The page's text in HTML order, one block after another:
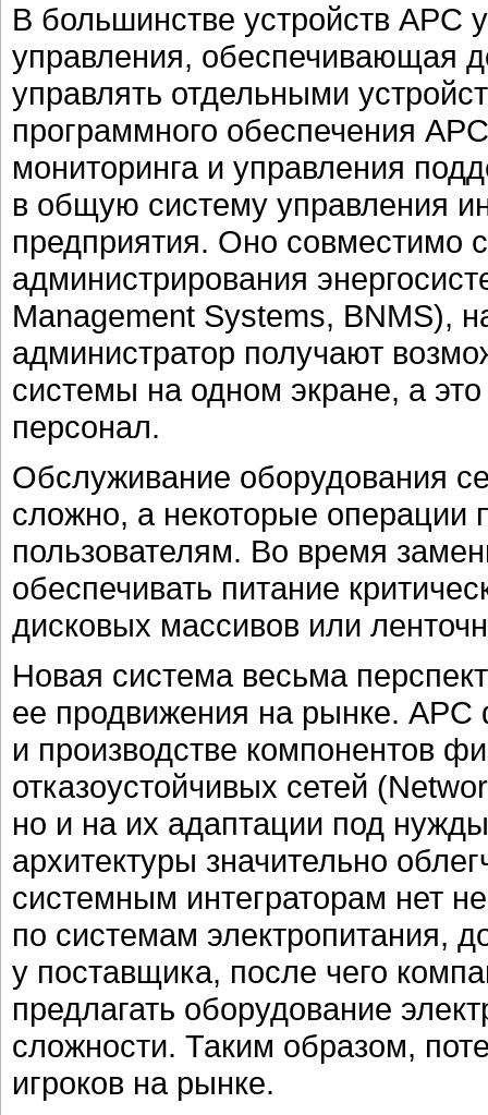
В большинстве устройств APC
управления, обеспечивающая
управлять отдельными
программного обеспечения
мониторинга и управления
в общую систему управления
предприятия. Оно совместимо
администрирования
Management Systems, BNMS),
администратор получают
системы на одном экране, а
персонал.
Обслуживание оборудования
сложно, а некоторые операции
пользователям. Во время
обеспечивать питание
дисковых массивов или
Новая система весьма
ее продвижения на рынке. APC
и производстве компонентов
отказоустойчивых сетей
но и на их адаптации под
архитектуры значительно
системным интеграторам нет
по системам электропитания,
у поставщика, после чего
предлагать оборудование
сложности. Таким образом,
игроков на рынке.